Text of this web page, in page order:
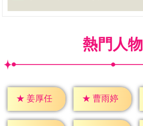
熱門人物
★ 姜厚任 ★ 曹雨婷